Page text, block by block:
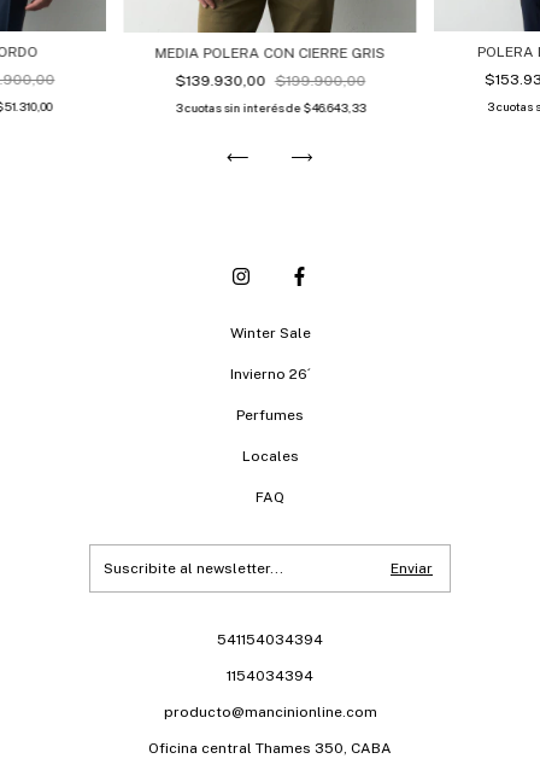
MEDIA POLERA CON CIERRE GRIS
$139.930,00 $199.900,00
3cuotas sin interés de$46.643,33 3 cuotas
Winter Sale
Invierno 26´
Perfumes
Locales
FAQ
541154034394
1154034394
producto@mancinionline.com
Oficina central Thames 350, CABA